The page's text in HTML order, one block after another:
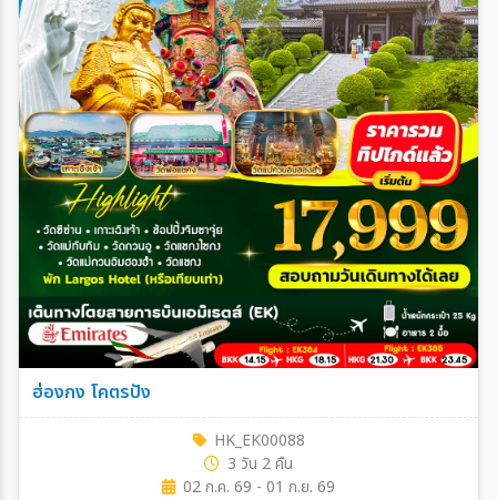
ฮ่องกง โคตรปัง
HK_EK00088
3 วัน 2 คืน
02 ก.ค. 69 - 01 ก.ย. 69